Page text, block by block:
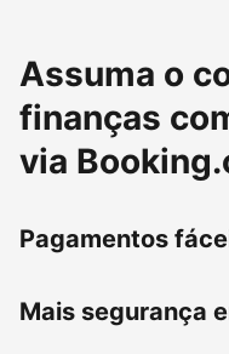
Assuma o
finanças
via
Pagamentos
Mais segurança